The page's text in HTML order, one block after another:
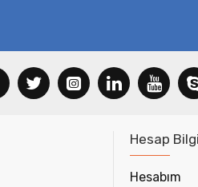
Hesap
Hesabım